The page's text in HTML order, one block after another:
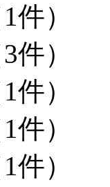
件）
件）
件）
件）
件）